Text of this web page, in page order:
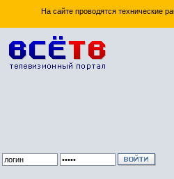
На сайте проводятся технические